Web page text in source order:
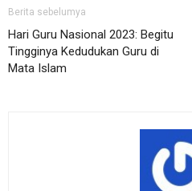
Berita sebelumya
Hari Guru Nasional 2023: Begitu
Tingginya Kedudukan Guru di
Mata Islam